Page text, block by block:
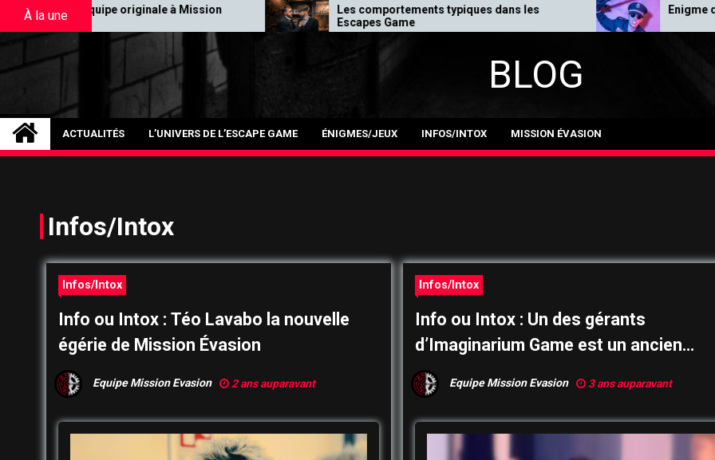
À la uneà Mission
Les comportements typiques dans les
Escapes Game
Enigme de Joe Maclain
BLOG
ACTUALITÉS L’UNIVERS DE L’ESCAPE GAME ÉNIGMES/JEUX INFOS/INTOX MISSION ÉVASION
Infos/Intox
Infos/Intox
Info ou Intox : Téo Lavabo la nouvelle
égérie de Mission Évasion
Equipe Mission Evasion 2 ans auparavant
Infos/Intox
Info ou Intox : Un des gérants
d’Imaginarium Game est un ancien
Gamemaster de Mission Evasion
Equipe Mission Evasion 3 ans auparavant